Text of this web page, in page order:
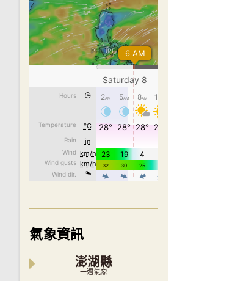
氣象資訊
澎湖縣
一週氣象